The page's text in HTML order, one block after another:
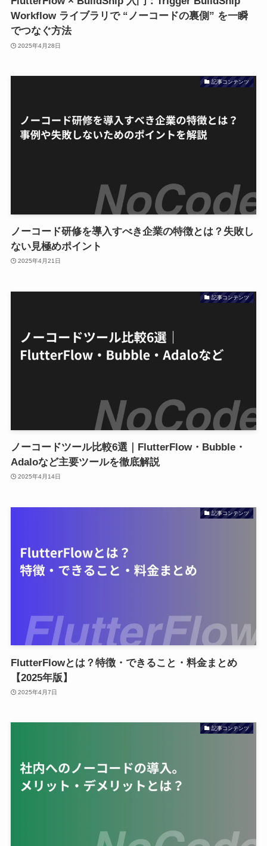
Workflow ライブラリで “ノーコードの裏側” を一瞬
でつなぐ方法
2025年4月28日
記事コンテンツ
ノーコード研修を導入すべき企業の特徴とは？失敗し
ない見極めポイント
2025年4月21日
記事コンテンツ
ノーコードツール比較6選｜FlutterFlow・Bubble・
Adaloなど主要ツールを徹底解説
2025年4月14日
記事コンテンツ
FlutterFlowとは？特徴・できること・料金まとめ
【2025年版】
2025年4月7日
記事コンテンツ